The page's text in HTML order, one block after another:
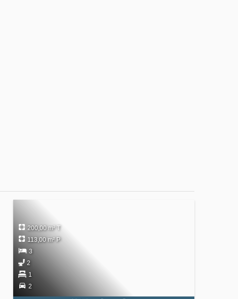
200,00 m² T
113,00 m² P
3
2
1
2